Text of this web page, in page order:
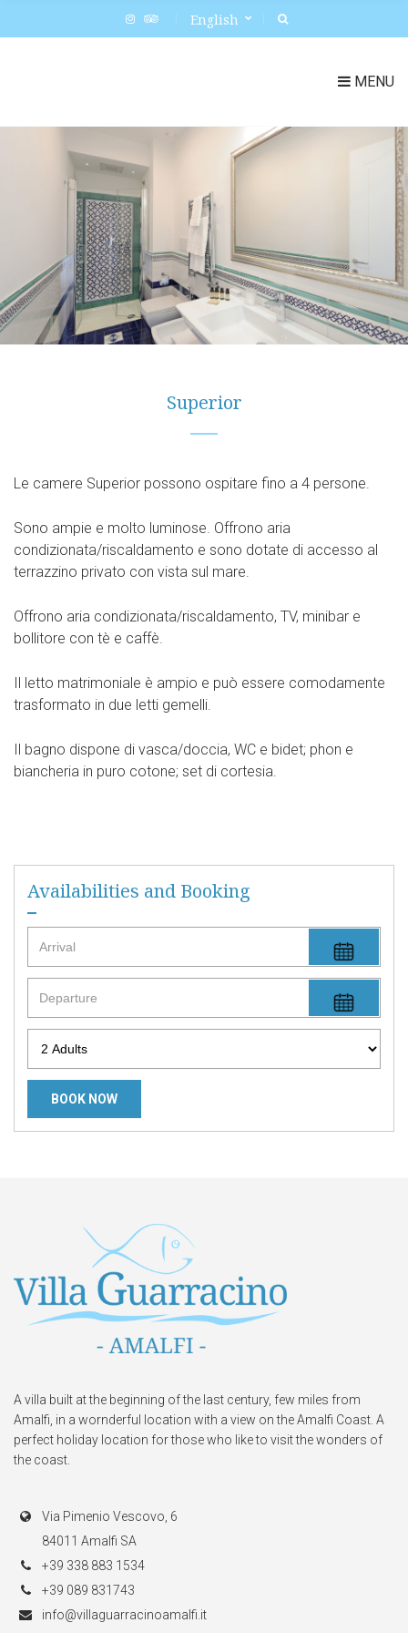
English
MENU
Superior
Le camere Superior possono ospitare fino a 4 persone.
Sono ampie e molto luminose. Offrono aria
condizionata/riscaldamento e sono dotate di accesso al
terrazzino privato con vista sul mare.
Offrono aria condizionata/riscaldamento, TV, minibar e
bollitore con tè e caffè.
Il letto matrimoniale è ampio e può essere comodamente
trasformato in due letti gemelli.
Il bagno dispone di vasca/doccia, WC e bidet; phon e
biancheria in puro cotone; set di cortesia.
Availabilities and Booking
A villa built at the beginning of the last century, few miles from
Amalfi, in a wornderful location with a view on the Amalfi Coast. A
perfect holiday location for those who like to visit the wonders of
the coast.
Via Pimenio Vescovo, 6
84011 Amalfi SA
+39 338 883 1534
+39 089 831743
info@villaguarracinoamalfi.it